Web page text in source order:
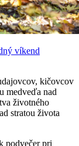
víkend
kičovcov
medveďa nad
životného
stratou života
podvečer pri